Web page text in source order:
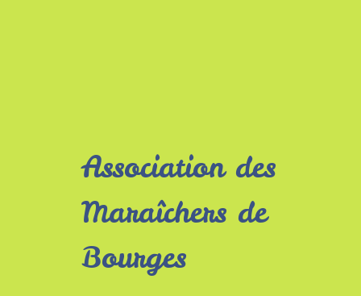
Association des
Maraîchers de
Bourges